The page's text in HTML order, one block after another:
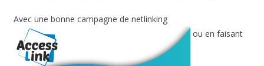
Avec une bonne campagne de netlinking
ou en faisant